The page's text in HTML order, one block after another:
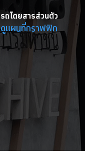
รถโดยสารส่วนตัว
ดูแผนที่กราฟฟิก